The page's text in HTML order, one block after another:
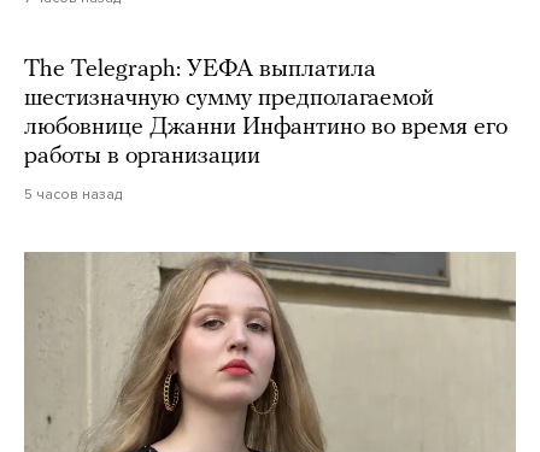
The Telegraph: УЕФА выплатила
шестизначную сумму предполагаемой
любовнице Джанни Инфантино во время его
работы в организации
5 часов назад